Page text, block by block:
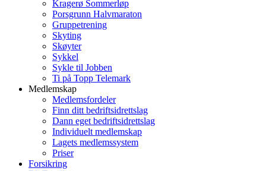
Kragerø Sommerløp
Porsgrunn Halvmaraton
Gruppetrening
Skyting
Skøyter
Sykkel
Sykle til Jobben
Ti på Topp Telemark
Medlemskap
Medlemsfordeler
Finn ditt bedriftsidrettslag
Dann eget bedriftsidrettslag
Individuelt medlemskap
Lagets medlemssystem
Priser
Forsikring